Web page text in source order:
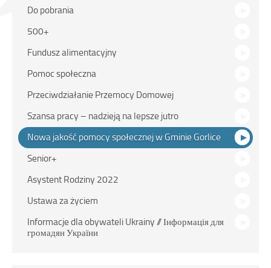
skróty
Do pobrania
500+
Fundusz alimentacyjny
Pomoc społeczna
Przeciwdziałanie Przemocy Domowej
Szansa pracy – nadzieją na lepsze jutro
Nowa jakość pomocy społecznej w Gminie Gorlice
Senior+
Asystent Rodziny 2022
Ustawa za życiem
Informacje dla obywateli Ukrainy // Інформація для
громадян України